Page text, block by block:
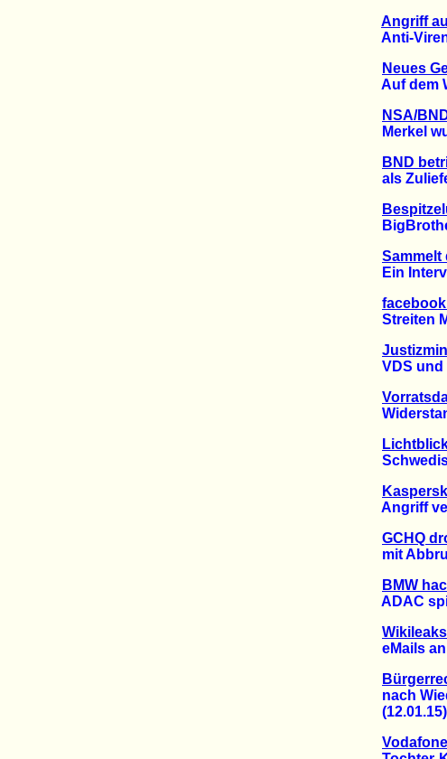
Angriff
Anti-Viren-
Neues
Auf dem
NSA/
Merkel
BND
als
Sammelt
Ein
Streiten
VDS und
Angriff
GCHQ
mit
BMW
ADAC
eMails an
nach
(12.01.15)